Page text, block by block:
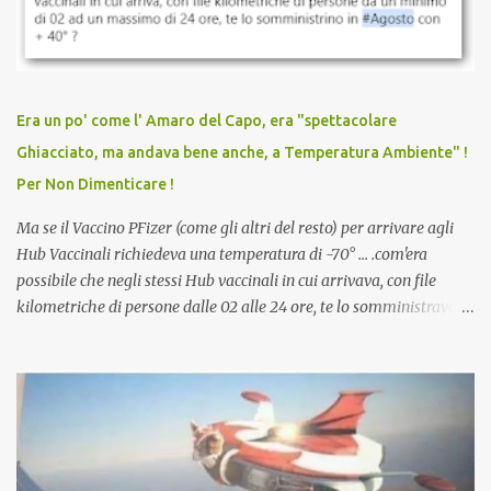
vaccinato, nessuno aveva prima cercato di farti sentire una
persona cattiva. Non avevamo mai visto un vaccino che minacci le
vaccino usato per minacciare i mezzi di sussistenza, il lavoro o la
scuola. Non avevamo mai visto un vaccino che permettesse a un
dodicenne di ignorare il consenso dei genitori. Dopo tutti i vaccini
che abbiamo elencato sopra...
Era un po' come l' Amaro del Capo, era "spettacolare
Ghiacciato, ma andava bene anche, a Temperatura Ambiente" !
Per Non Dimenticare !
Ma se il Vaccino PFizer (come gli altri del resto) per arrivare agli
Hub Vaccinali richiedeva una temperatura di -70° ... .com'era
possibile che negli stessi Hub vaccinali in cui arrivava, con file
kilometriche di persone dalle 02 alle 24 ore, te lo somministravano
Vaccino come: l' Amaro del Capo, era "spettacolare Ghiacciato, ma
andava bene anche, a Temperatura Ambiente"! Riproponiamo
l'articolo per NON Dimenticare!